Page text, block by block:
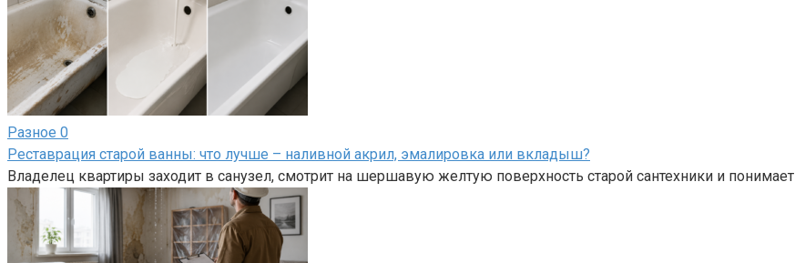
Разное 0
Реставрация старой ванны: что лучше – наливной акрил, эмалировка или вкладыш?
Владелец квартиры заходит в санузел, смотрит на шершавую желтую поверхность старой сантехники и понимает